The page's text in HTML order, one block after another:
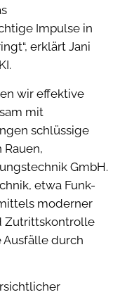
Impulse in
erklärt Jani
wir effektive
mit
schlüssige
Rauen,
GmbH.
etwa Funk-
moderner
Zutrittskontrolle
durch